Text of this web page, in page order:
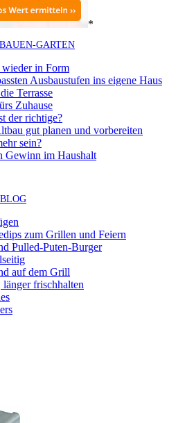
*
GARTEN
wieder in Form
Ausbaustufen ins eigene Haus
Terrasse
Zuhause
der richtige?
gut planen und vorbereiten
sein?
Gewinn im Haushalt
zum Grillen und Feiern
Pulled-Puten-Burger
auf dem Grill
frischhalten